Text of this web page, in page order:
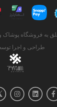
به فروشگاه پوشاک
طراحی و اجرا